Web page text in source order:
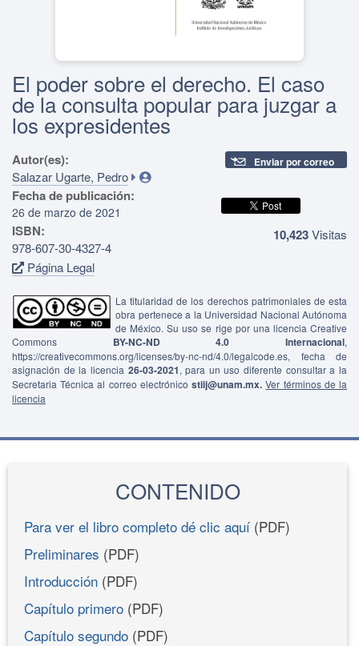
El poder sobre el derecho. El caso
de la consulta popular para juzgar a
los expresidentes
Autor(es):
Salazar Ugarte, Pedro
Fecha de publicación:
26 de marzo de 2021
ISBN:
978-607-30-4327-4
Página Legal
Enviar por correo
10,423Visitas
La titularidad de los derechos patrimoniales de esta
obra pertenece a la Universidad Nacional Autónoma
de México. Su uso se rige por una licencia Creative
Commons BY-NC-ND 4.0 Internacional,
https://creativecommons.org/licenses/by-nc-nd/4.0/legalcode.es, fecha de
asignación de la licencia 26-03-2021, para un uso diferente consultar a la
Secretaria Técnica al correo electrónicostiij@unam.mx. Ver términos de la
licencia
CONTENIDO
Para ver el libro completo dé clic aquí (PDF)
Preliminares (PDF)
Introducción (PDF)
Capítulo primero (PDF)
Capítulo segundo (PDF)